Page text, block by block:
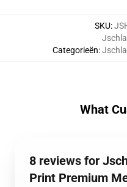
SKU:
Categorieën:
What
8 reviews for
Print Premium